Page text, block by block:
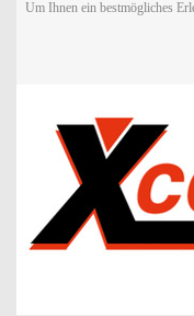
Um Ihnen ein bestmögliches